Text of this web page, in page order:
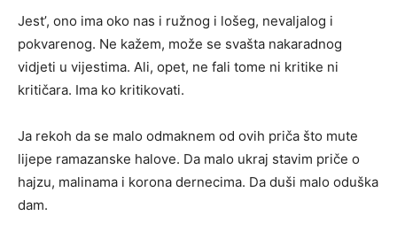
Jest’, ono ima oko nas i ružnog i lošeg, nevaljalog i
pokvarenog. Ne kažem, može se svašta nakaradnog
vidjeti u vijestima. Ali, opet, ne fali tome ni kritike ni
kritičara. Ima ko kritikovati.
Ja rekoh da se malo odmaknem od ovih priča što mute
lijepe ramazanske halove. Da malo ukraj stavim priče o
hajzu, malinama i korona dernecima. Da duši malo oduška
dam.